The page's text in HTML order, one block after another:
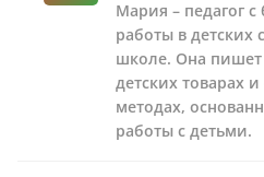
Мария – педагог
работы в детских
школе. Она
детских товарах
методах,
работы с детьми.